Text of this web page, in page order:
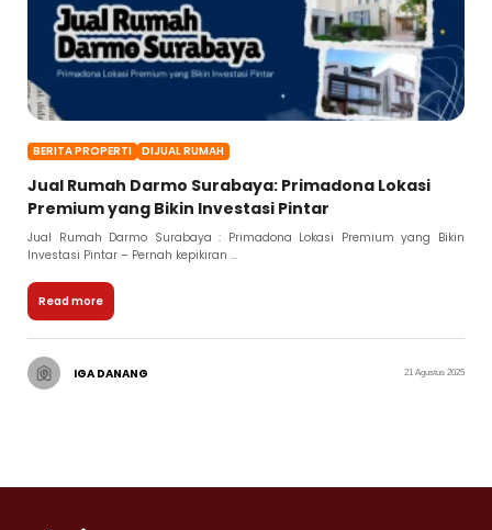
BERITA PROPERTI DIJUAL RUMAH
Jual Rumah Darmo Surabaya: Primadona Lokasi
Premium yang Bikin Investasi Pintar
Jual Rumah Darmo Surabaya : Primadona Lokasi Premium yang Bikin
Investasi Pintar – Pernah kepikiran ...
Read more
IGA DANANG 21 Agustus 2025